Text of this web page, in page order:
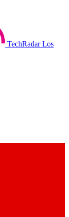
TechRadar Los